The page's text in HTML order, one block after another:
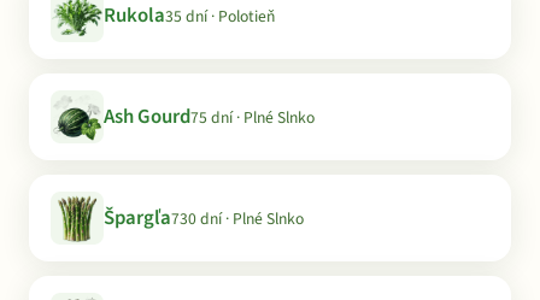
Rukola35 dní · Polotieň
Ash Gourd75 dní · Plné Slnko
Špargľa730 dní · Plné Slnko